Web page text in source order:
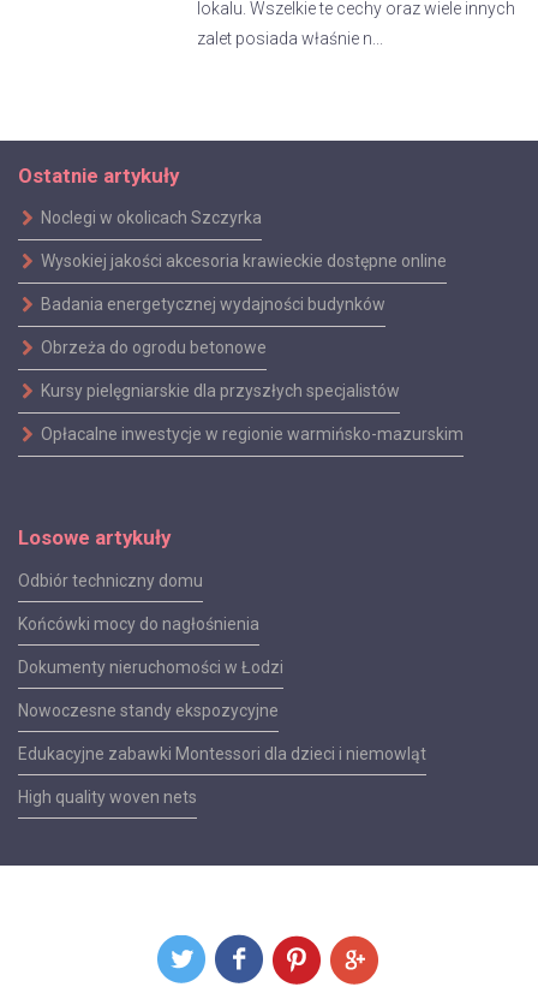
lokalu. Wszelkie te cechy oraz wiele innych
zalet posiada właśnie n...
Ostatnie artykuły
Noclegi w okolicach Szczyrka
Wysokiej jakości akcesoria krawieckie dostępne online
Badania energetycznej wydajności budynków
Obrzeża do ogrodu betonowe
Kursy pielęgniarskie dla przyszłych specjalistów
Opłacalne inwestycje w regionie warmińsko-mazurskim
Losowe artykuły
Odbiór techniczny domu
Końcówki mocy do nagłośnienia
Dokumenty nieruchomości w Łodzi
Nowoczesne standy ekspozycyjne
Edukacyjne zabawki Montessori dla dzieci i niemowląt
High quality woven nets